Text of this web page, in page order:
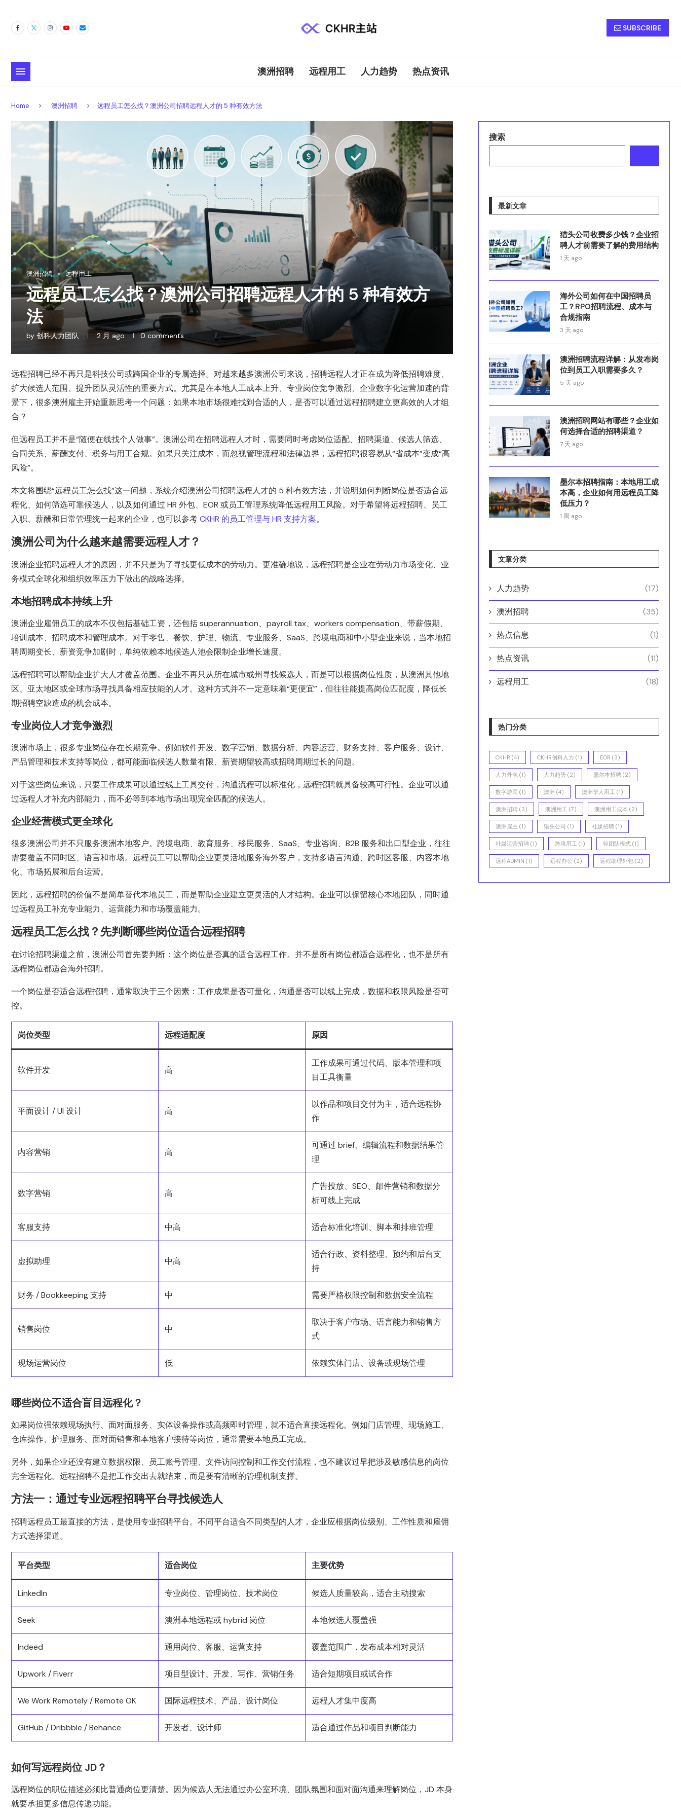
SUBSCRIBE
澳洲招聘 远程用工 人力趋势 热点资讯
Home 澳洲招聘 远程员工怎么找？澳洲公司招聘远程人才的 5 种有效方法
澳洲招聘 远程用工
远程员工怎么找？澳洲公司招聘远程人才的 5 种有效方
法
by 创科人力团队 2 月 ago 0 comments
远程招聘已经不再只是科技公司或跨国企业的专属选择。对越来越多澳洲公司来说，招聘远程人才正在成为降低招聘难度、
扩大候选人范围、提升团队灵活性的重要方式。尤其是在本地人工成本上升、专业岗位竞争激烈、企业数字化运营加速的背
景下，很多澳洲雇主开始重新思考一个问题：如果本地市场很难找到合适的人，是否可以通过远程招聘建立更高效的人才组
合？
但远程员工并不是“随便在线找个人做事”。澳洲公司在招聘远程人才时，需要同时考虑岗位适配、招聘渠道、候选人筛选、
合同关系、薪酬支付、税务与用工合规。如果只关注成本，而忽视管理流程和法律边界，远程招聘很容易从“省成本”变成“高
风险”。
本文将围绕“远程员工怎么找”这一问题，系统介绍澳洲公司招聘远程人才的 5 种有效方法，并说明如何判断岗位是否适合远
程化、如何筛选可靠候选人，以及如何通过 HR 外包、EOR 或员工管理系统降低远程用工风险。对于希望将远程招聘、员工
入职、薪酬和日常管理统一起来的企业，也可以参考CKHR 的员工管理与 HR 支持方案。
澳洲公司为什么越来越需要远程人才？
澳洲企业招聘远程人才的原因，并不只是为了寻找更低成本的劳动力。更准确地说，远程招聘是企业在劳动力市场变化、业
务模式全球化和组织效率压力下做出的战略选择。
本地招聘成本持续上升
澳洲企业雇佣员工的成本不仅包括基础工资，还包括 superannuation、payroll tax、workers compensation、带薪假期、
培训成本、招聘成本和管理成本。对于零售、餐饮、护理、物流、专业服务、SaaS、跨境电商和中小型企业来说，当本地招
聘周期变长、薪资竞争加剧时，单纯依赖本地候选人池会限制企业增长速度。
远程招聘可以帮助企业扩大人才覆盖范围。企业不再只从所在城市或州寻找候选人，而是可以根据岗位性质，从澳洲其他地
区、亚太地区或全球市场寻找具备相应技能的人才。这种方式并不一定意味着“更便宜”，但往往能提高岗位匹配度，降低长
期招聘空缺造成的机会成本。
专业岗位人才竞争激烈
澳洲市场上，很多专业岗位存在长期竞争。例如软件开发、数字营销、数据分析、内容运营、财务支持、客户服务、设计、
产品管理和技术支持等岗位，都可能面临候选人数量有限、薪资期望较高或招聘周期过长的问题。
对于这些岗位来说，只要工作成果可以通过线上工具交付，沟通流程可以标准化，远程招聘就具备较高可行性。企业可以通
过远程人才补充内部能力，而不必等到本地市场出现完全匹配的候选人。
企业经营模式更全球化
很多澳洲公司并不只服务澳洲本地客户。跨境电商、教育服务、移民服务、SaaS、专业咨询、B2B 服务和出口型企业，往往
需要覆盖不同时区、语言和市场。远程员工可以帮助企业更灵活地服务海外客户，支持多语言沟通、跨时区客服、内容本地
化、市场拓展和后台运营。
因此，远程招聘的价值不是简单替代本地员工，而是帮助企业建立更灵活的人才结构。企业可以保留核心本地团队，同时通
过远程员工补充专业能力、运营能力和市场覆盖能力。
远程员工怎么找？先判断哪些岗位适合远程招聘
在讨论招聘渠道之前，澳洲公司首先要判断：这个岗位是否真的适合远程工作。并不是所有岗位都适合远程化，也不是所有
远程岗位都适合海外招聘。
一个岗位是否适合远程招聘，通常取决于三个因素：工作成果是否可量化，沟通是否可以线上完成，数据和权限风险是否可
控。
岗位类型 远程适配度 原因
软件开发 高
工作成果可通过代码、版本管理和项
目工具衡量
平面设计 / UI 设计 高
以作品和项目交付为主，适合远程协
作
内容营销 高
可通过 brief、编辑流程和数据结果管
理
数字营销 高
广告投放、SEO、邮件营销和数据分
析可线上完成
客服支持 中高 适合标准化培训、脚本和排班管理
虚拟助理 中高
适合行政、资料整理、预约和后台支
持
财务 / Bookkeeping 支持 中 需要严格权限控制和数据安全流程
销售岗位 中
取决于客户市场、语言能力和销售方
式
现场运营岗位 低 依赖实体门店、设备或现场管理
哪些岗位不适合盲目远程化？
如果岗位强依赖现场执行、面对面服务、实体设备操作或高频即时管理，就不适合直接远程化。例如门店管理、现场施工、
仓库操作、护理服务、面对面销售和本地客户接待等岗位，通常需要本地员工完成。
另外，如果企业还没有建立数据权限、员工账号管理、文件访问控制和工作交付流程，也不建议过早把涉及敏感信息的岗位
完全远程化。远程招聘不是把工作交出去就结束，而是要有清晰的管理机制支撑。
方法一：通过专业远程招聘平台寻找候选人
招聘远程员工最直接的方法，是使用专业招聘平台。不同平台适合不同类型的人才，企业应根据岗位级别、工作性质和雇佣
方式选择渠道。
平台类型 适合岗位 主要优势
LinkedIn 专业岗位、管理岗位、技术岗位 候选人质量较高，适合主动搜索
Seek 澳洲本地远程或 hybrid 岗位 本地候选人覆盖强
Indeed 通用岗位、客服、运营支持 覆盖范围广，发布成本相对灵活
Upwork / Fiverr 项目型设计、开发、写作、营销任务 适合短期项目或试合作
We Work Remotely / Remote OK 国际远程技术、产品、设计岗位 远程人才集中度高
GitHub / Dribbble / Behance 开发者、设计师 适合通过作品和项目判断能力
如何写远程岗位 JD？
远程岗位的职位描述必须比普通岗位更清楚。因为候选人无法通过办公室环境、团队氛围和面对面沟通来理解岗位，JD 本身
就要承担更多信息传递功能。
搜索
最新文章
猎头公司收费多少钱？企业招
聘人才前需要了解的费用结构
1 天 ago
海外公司如何在中国招聘员
工？RPO招聘流程、成本与
合规指南
3 天 ago
澳洲招聘流程详解：从发布岗
位到员工入职需要多久？
5 天 ago
澳洲招聘网站有哪些？企业如
何选择合适的招聘渠道？
7 天 ago
墨尔本招聘指南：本地用工成
本高，企业如何用远程员工降
低压力？
1 周 ago
文章分类
人力趋势 (17)
澳洲招聘 (35)
热点信息 (1)
热点资讯 (11)
远程用工 (18)
热门分类
CKHR (4) CKHR创科人力 (1) EOR (3)
人力外包 (1) 人力趋势 (2) 墨尔本招聘 (2)
数字游民 (1) 澳洲 (4) 澳洲华人用工 (1)
澳洲招聘 (3) 澳洲用工 (7) 澳洲用工成本 (2)
澳洲雇主 (1) 猎头公司 (1) 社媒招聘 (1)
社媒运营招聘 (1) 跨境用工 (1) 轻团队模式 (1)
远程ADMIN (1) 远程办公 (2) 远程助理外包 (2)